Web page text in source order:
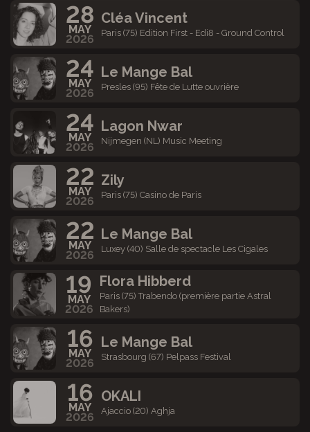
28
MAY
2026
Cléa Vincent
Paris (75) Edition First - Edi8 - Ground Control
24
MAY
2026
Le Mange Bal
Presles (95) Fête de Lutte ouvrière
24
MAY
2026
Lagon Nwar
Nijmegen (NL) Music Meeting
22
MAY
2026
Zily
Paris (75) Casino de Paris
22
MAY
2026
Le Mange Bal
Luxey (40) Salle de spectacle Les Cigales
19
MAY
2026
Flora Hibberd
Paris (75) Trabendo (première partie Astral
Bakers)
16
MAY
2026
Le Mange Bal
Strasbourg (67) Pelpass Festival
16
MAY
2026
OKALI
Ajaccio (20) Aghja